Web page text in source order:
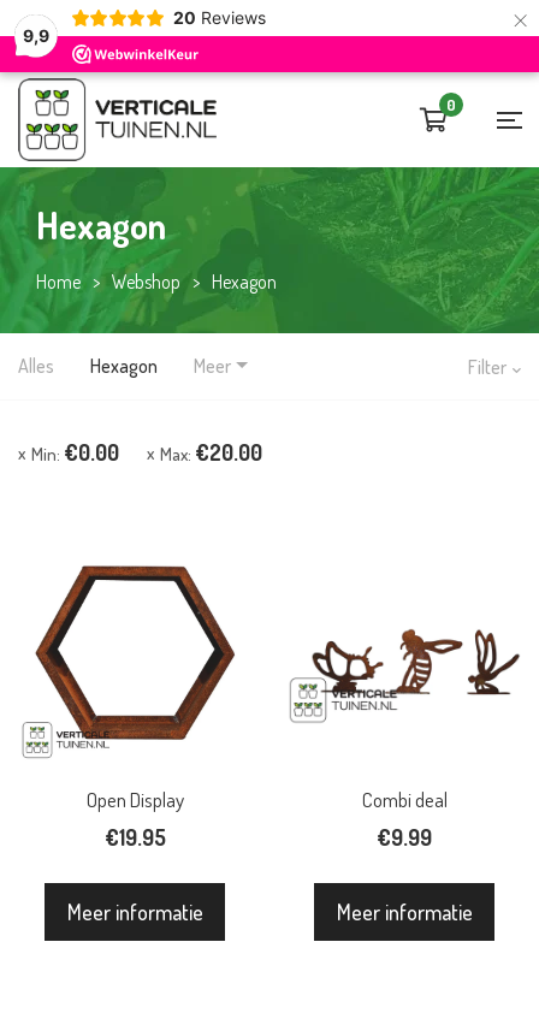
9,9
20 Reviews ×
0
Hexagon
Home > Webshop > Hexagon
Alles Hexagon Meer Filter
Min: €0.00 Max: €20.00
Open Display
€19.95
Meer informatie
Combi deal
€9.99
Meer informatie